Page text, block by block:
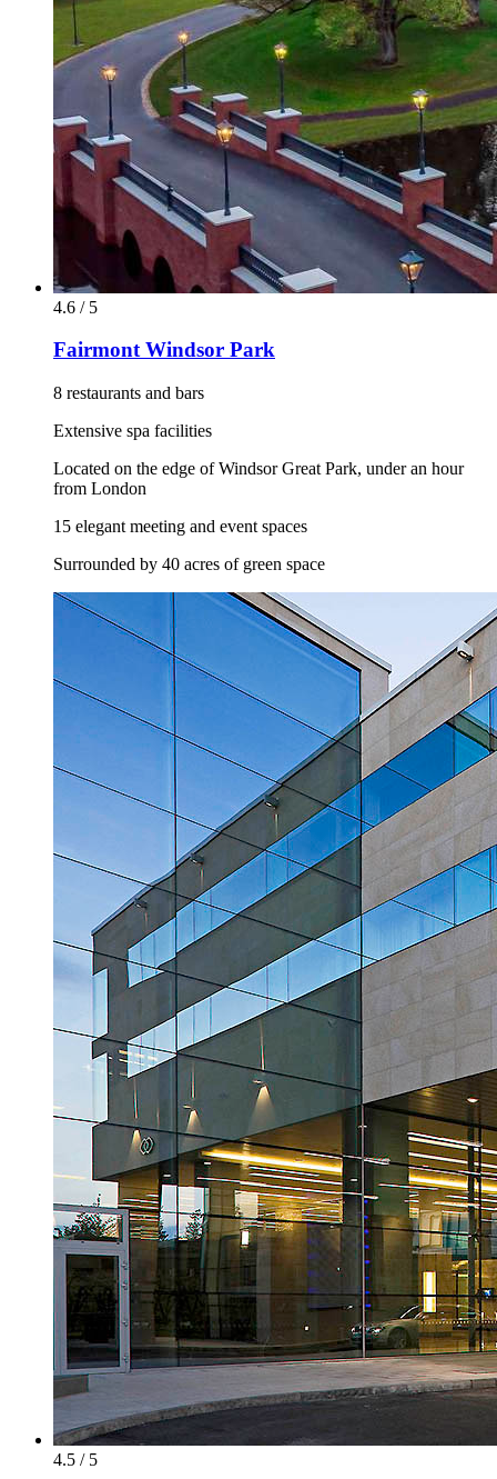
4.6 / 5
Fairmont Windsor Park
8 restaurants and bars
Extensive spa facilities
Located on the edge of Windsor Great Park, under an hour
from London
15 elegant meeting and event spaces
Surrounded by 40 acres of green space
4.5 / 5